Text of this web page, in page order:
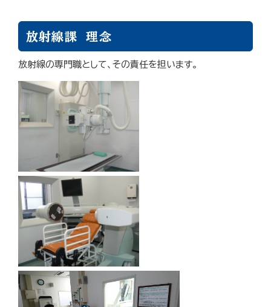
放射線課 理念
放射線の専門職として、その責任を担います。